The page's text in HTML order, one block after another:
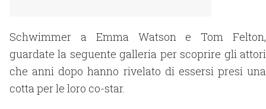
Schwimmer a Emma Watson e Tom Felton,
guardate la seguente galleria per scoprire gli attori
che anni dopo hanno rivelato di essersi presi una
cotta per le loro co-star.